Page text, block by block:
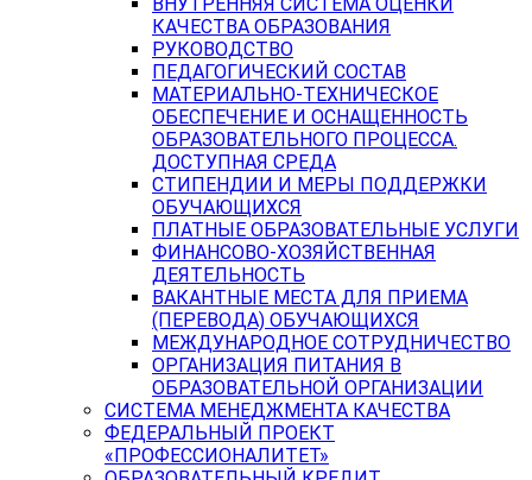
КАЧЕСТВА ОБРАЗОВАНИЯ
РУКОВОДСТВО
ПЕДАГОГИЧЕСКИЙ СОСТАВ
МАТЕРИАЛЬНО-ТЕХНИЧЕСКОЕ
ОБЕСПЕЧЕНИЕ И ОСНАЩЕННОСТЬ
ОБРАЗОВАТЕЛЬНОГО ПРОЦЕССА.
ДОСТУПНАЯ СРЕДА
СТИПЕНДИИ И МЕРЫ ПОДДЕРЖКИ
ОБУЧАЮЩИХСЯ
ПЛАТНЫЕ ОБРАЗОВАТЕЛЬНЫЕ УСЛУГИ
ФИНАНСОВО-ХОЗЯЙСТВЕННАЯ
ДЕЯТЕЛЬНОСТЬ
ВАКАНТНЫЕ МЕСТА ДЛЯ ПРИЕМА
(ПЕРЕВОДА) ОБУЧАЮЩИХСЯ
МЕЖДУНАРОДНОЕ СОТРУДНИЧЕСТВО
ОРГАНИЗАЦИЯ ПИТАНИЯ В
ОБРАЗОВАТЕЛЬНОЙ ОРГАНИЗАЦИИ
СИСТЕМА МЕНЕДЖМЕНТА КАЧЕСТВА
ФЕДЕРАЛЬНЫЙ ПРОЕКТ
«ПРОФЕССИОНАЛИТЕТ»